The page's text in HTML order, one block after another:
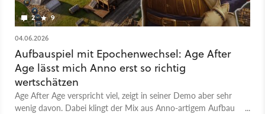
2 9
04.06.2026
Aufbauspiel mit Epochenwechsel: Age After
Age lässt mich Anno erst so richtig
wertschätzen
Age After Age verspricht viel, zeigt in seiner Demo aber sehr
wenig davon. Dabei klingt der Mix aus Anno-artigem Aufbau